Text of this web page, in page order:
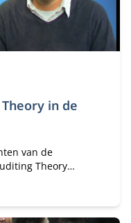
in de
van de
Theory